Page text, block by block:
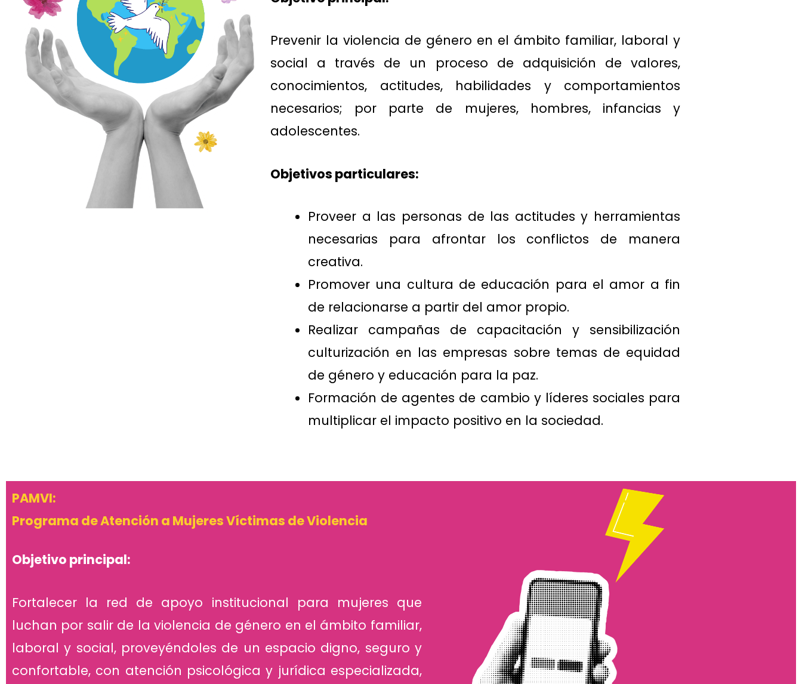
Prevenir la violencia de género en el ámbito familiar, laboral y
social a través de un proceso de adquisición de valores,
conocimientos, actitudes, habilidades y comportamientos
necesarios; por parte de mujeres, hombres, infancias y
adolescentes.
Objetivos particulares:
Proveer a las personas de las actitudes y herramientas
necesarias para afrontar los conflictos de manera
creativa.
Promover una cultura de educación para el amor a fin
de relacionarse a partir del amor propio.
Realizar campañas de capacitación y sensibilización
culturización en las empresas sobre temas de equidad
de género y educación para la paz.
Formación de agentes de cambio y líderes sociales para
multiplicar el impacto positivo en la sociedad.
PAMVI:
Programa de Atención a Mujeres Víctimas de Violencia
Objetivo principal:
Fortalecer la red de apoyo institucional para mujeres que
luchan por salir de la violencia de género en el ámbito familiar,
laboral y social, proveyéndoles de un espacio digno, seguro y
confortable, con atención psicológica y jurídica especializada,